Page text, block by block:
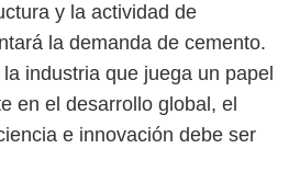
y la actividad de
la demanda de cemento.
industria que juega un papel
en el desarrollo global, el
e innovación debe ser